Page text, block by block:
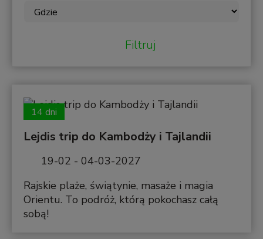
Filtruj
14 dni
Lejdis trip do Kambodży i Tajlandii
19-02 - 04-03-2027
Rajskie plaże, świątynie, masaże i magia
Orientu. To podróż, którą pokochasz całą
sobą!